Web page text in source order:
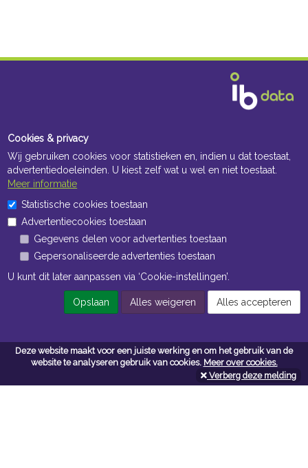
Deze website maakt voor een juiste werking en om het gebruik van de
website te analyseren gebruik van cookies. Meer over cookies.
Verberg deze melding
Openingstijden Kantoor
ma t/m vr 8:30 uur tot 17:00 uur
Openingstijden Magazijn
ma t/m vr 7:00 uur tot 16:30 uur
Navigatie
Cookies & privacy
Wij gebruiken cookies voor statistieken en, indien u dat toestaat,
advertentiedoeleinden. U kiest zelf wat u wel en niet toestaat.
Meer informatie
Statistische cookies toestaan
Advertentiecookies toestaan
Gegevens delen voor advertenties toestaan
Gepersonaliseerde advertenties toestaan
U kunt dit later aanpassen via ‘Cookie-instellingen’.
Opslaan Alles weigeren Alles accepteren